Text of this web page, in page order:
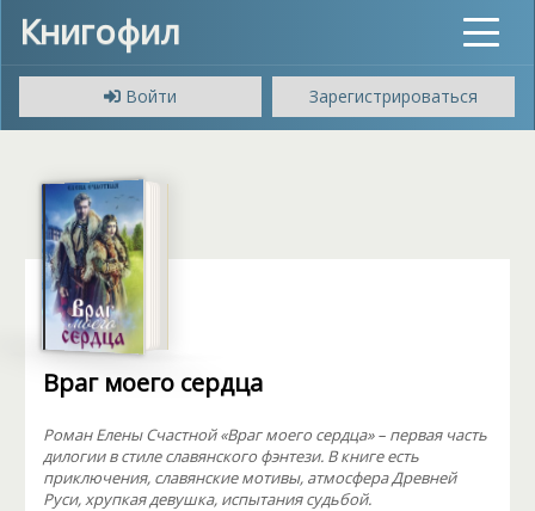
Книгофил
Toggle
Войти
Зарегистрироваться
Враг моего сердца
Роман Елены Счастной «Враг моего сердца» – первая часть
дилогии в стиле славянского фэнтези. В книге есть
приключения, славянские мотивы, атмосфера Древней
Руси, хрупкая девушка, испытания судьбой.